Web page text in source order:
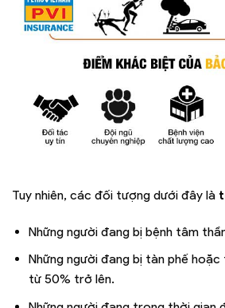
Tuy nhiên, các đối tượng dưới đây là
Những người đang bị bệnh tâm
Những người đang bị tàn phế
từ 50% trở lên.